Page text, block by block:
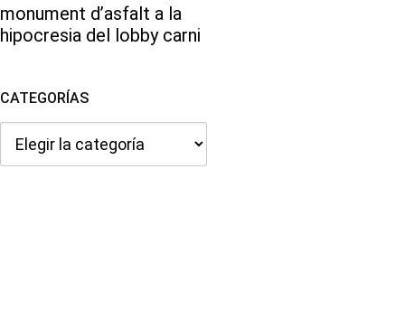
monument d’asfalt a la
hipocresia del lobby carni
CATEGORÍAS